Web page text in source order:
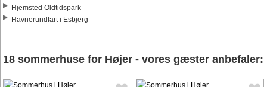
Hjemsted Oldtidspark
Havnerundfart i Esbjerg
18 sommerhuse for Højer - vores gæster anbefaler: